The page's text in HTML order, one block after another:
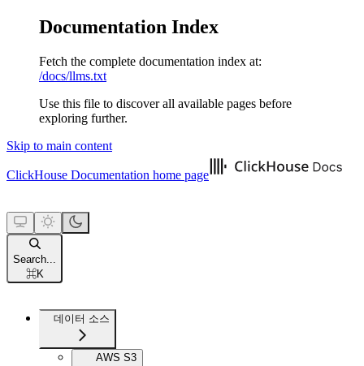
Documentation Index
Fetch the complete documentation index at:
/docs/llms.txt
Use this file to discover all available pages before
exploring further.
Skip to main content
ClickHouse Documentation home page
Search...
⌘K
데이터 소스
AWS S3